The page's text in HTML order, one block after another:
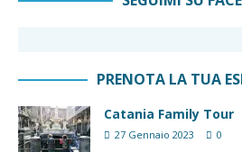
PRENOTA LA TUA
Catania Family Tour
27 Gennaio 2023 0